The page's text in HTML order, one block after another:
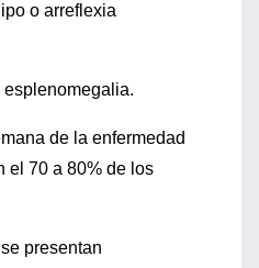
o arreflexia
esplenomegalia.
de la enfermedad
el 70 a 80% de los
presentan